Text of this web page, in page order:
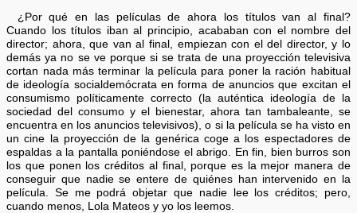
¿Por qué en las películas de ahora los títulos van al final?
Cuando los títulos iban al principio, acababan con el nombre del
director; ahora, que van al final, empiezan con el del director, y lo
demás ya no se ve porque si se trata de una proyección televisiva
cortan nada más terminar la película para poner la ración habitual
de ideología socialdemócrata en forma de anuncios que excitan el
consumismo políticamente correcto (la auténtica ideología de la
sociedad del consumo y el bienestar, ahora tan tambaleante, se
encuentra en los anuncios televisivos), o si la película se ha visto en
un cine la proyección de la genérica coge a los espectadores de
espaldas a la pantalla poniéndose el abrigo. En fin, bien burros son
los que ponen los créditos al final, porque es la mejor manera de
conseguir que nadie se entere de quiénes han intervenido en la
película. Se me podrá objetar que nadie lee los créditos; pero,
cuando menos, Lola Mateos y yo los leemos.